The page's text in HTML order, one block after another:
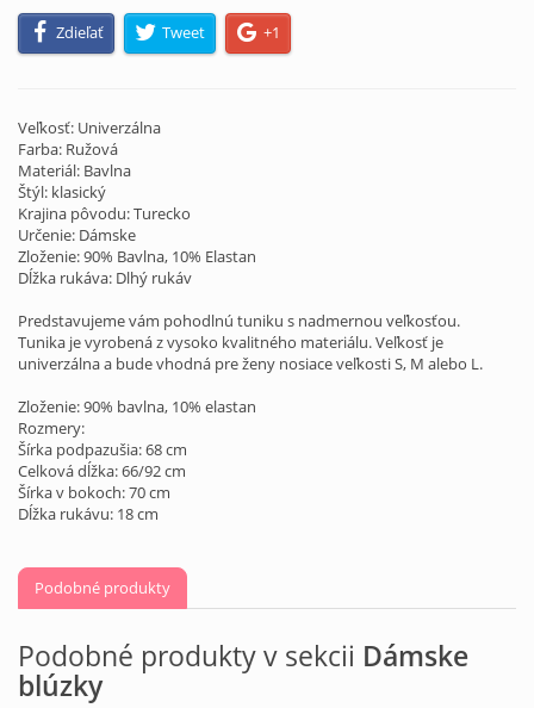
Zdieľať Tweet +1
Veľkosť: Univerzálna
Farba: Ružová
Materiál: Bavlna
Štýl: klasický
Krajina pôvodu: Turecko
Určenie: Dámske
Zloženie: 90% Bavlna, 10% Elastan
Dĺžka rukáva: Dlhý rukáv
Predstavujeme vám pohodlnú tuniku s nadmernou veľkosťou.
Tunika je vyrobená z vysoko kvalitného materiálu. Veľkosť je
univerzálna a bude vhodná pre ženy nosiace veľkosti S, M alebo L.
Zloženie: 90% bavlna, 10% elastan
Rozmery:
Šírka podpazušia: 68 cm
Celková dĺžka: 66/92 cm
Šírka v bokoch: 70 cm
Dĺžka rukávu: 18 cm
Podobné produkty
Podobné produkty v sekcii Dámske
blúzky